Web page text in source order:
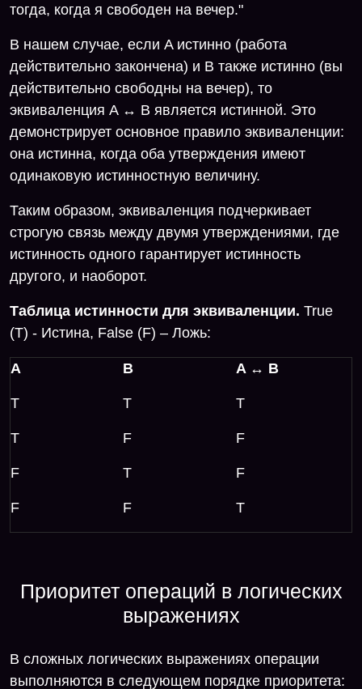
тогда, когда я свободен на вечер."
В нашем случае, если A истинно (работа
действительно закончена) и B также истинно (вы
действительно свободны на вечер), то
эквиваленция A ↔ B является истинной. Это
демонстрирует основное правило эквиваленции:
она истинна, когда оба утверждения имеют
одинаковую истинностную величину.
Таким образом, эквиваленция подчеркивает
строгую связь между двумя утверждениями, где
истинность одного гарантирует истинность
другого, и наоборот.
Таблица истинности для эквиваленции. True
(T) - Истина, False (F) – Ложь:
A B A ↔ B
T T T
T F F
F T F
F F T
Приоритет операций в логических
выражениях
В сложных логических выражениях операции
выполняются в следующем порядке приоритета: